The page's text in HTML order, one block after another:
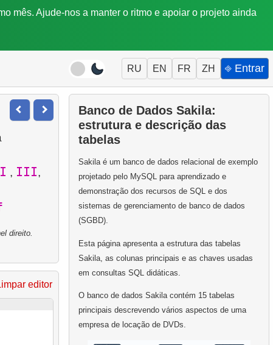
mês. Ajude-nos a manter o ritmo e apoiar o projeto ainda
RU EN FR ZH ⎆ Entrar
, III,
direito.
editor
Banco de Dados Sakila:
estrutura e descrição das
tabelas
Sakila é um banco de dados relacional de exemplo
projetado pelo MySQL para aprendizado e
demonstração dos recursos de SQL e dos
sistemas de gerenciamento de banco de dados
(SGBD).
Esta página apresenta a estrutura das tabelas
Sakila, as colunas principais e as chaves usadas
em consultas SQL didáticas.
O banco de dados Sakila contém 15 tabelas
principais descrevendo vários aspectos de uma
empresa de locação de DVDs.